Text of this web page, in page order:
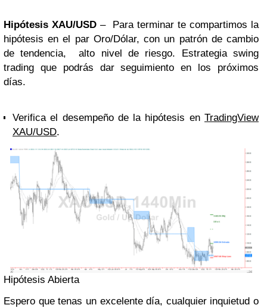
Hipótesis XAU/USD – Para terminar te compartimos la
hipótesis en el par Oro/Dólar, con un patrón de cambio
de tendencia, alto nivel de riesgo. Estrategia swing
trading que podrás dar seguimiento en los próximos
días.
Verifica el desempeño de la hipótesis en TradingView
XAU/USD.
Hipótesis Abierta
Espero que tenas un excelente día, cualquier inquietud o